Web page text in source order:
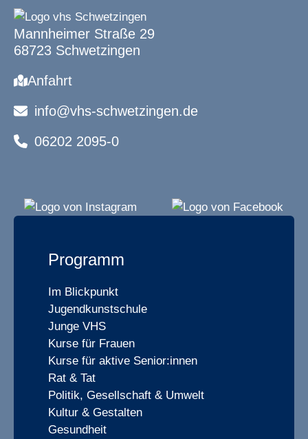
Mannheimer Straße 29
68723 Schwetzingen
Anfahrt
info@vhs-schwetzingen.de
06202 2095-0
Programm
Im Blickpunkt
Jugendkunstschule
Junge VHS
Kurse für Frauen
Kurse für aktive Senior:innen
Rat & Tat
Politik, Gesellschaft & Umwelt
Kultur & Gestalten
Gesundheit